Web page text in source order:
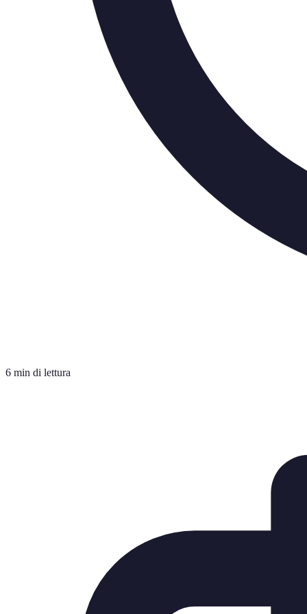
6 min di lettura